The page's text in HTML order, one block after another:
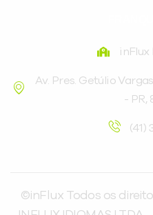
inFlux
Av. Pres. Getúlio
- PR,
(41)
©inFlux Todos os